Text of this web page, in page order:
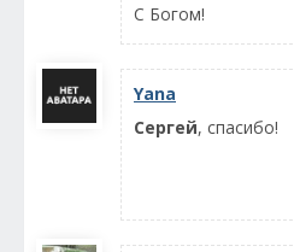
С Богом!
Yana
Сергей, спасибо!